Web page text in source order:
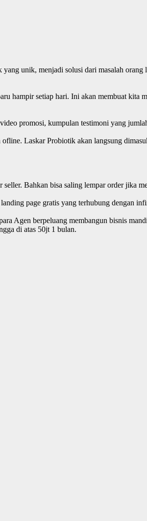
unik, menjadi solusi dari masalah orang
hampir setiap hari. Ini akan membuat kita
promosi, kumpulan testimoni yang
Laskar Probiotik akan langsung
Bahkan bisa saling lempar order jika
page gratis yang terhubung dengan
Agen berpeluang membangun bisnis
di atas 50jt 1 bulan.